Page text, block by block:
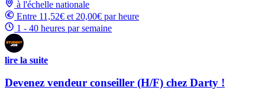
à l'échelle nationale
Entre 11,52€ et 20,00€ par heure
1 - 40 heures par semaine
lire la suite
Devenez vendeur conseiller (H/F) chez Darty !